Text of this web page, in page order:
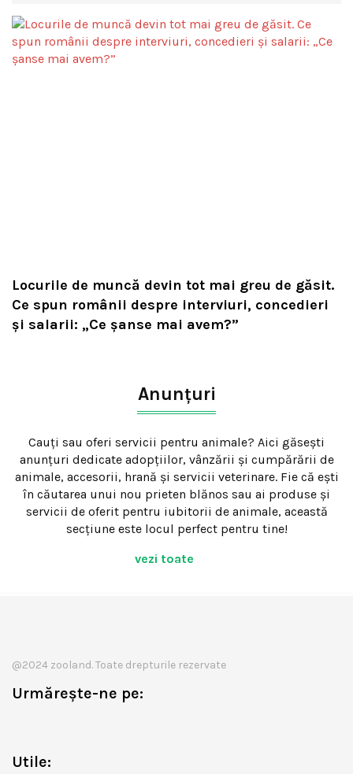
Locurile de muncă devin tot mai greu de găsit.
Ce spun românii despre interviuri, concedieri
și salarii: „Ce șanse mai avem?”
Anunțuri
Cauți sau oferi servicii pentru animale? Aici găsești
anunțuri dedicate adopțiilor, vânzării și cumpărării de
animale, accesorii, hrană și servicii veterinare. Fie că ești
în căutarea unui nou prieten blănos sau ai produse și
servicii de oferit pentru iubitorii de animale, această
secțiune este locul perfect pentru tine!
vezi toate
@2024 zooland. Toate drepturile rezervate
Urmărește-ne pe:
Utile: